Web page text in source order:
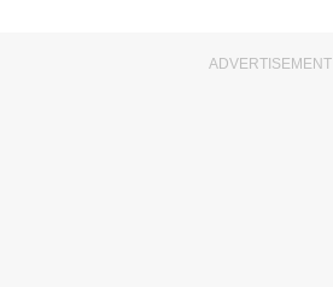
ADVERTISEMENT